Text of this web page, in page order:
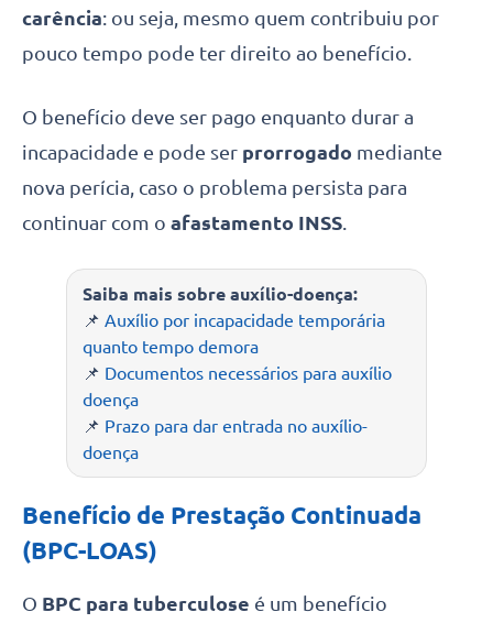
carência: ou seja, mesmo quem contribuiu por
pouco tempo pode ter direito ao benefício.
O benefício deve ser pago enquanto durar a
incapacidade e pode ser prorrogado mediante
nova perícia, caso o problema persista para
continuar com o afastamento INSS.
Saiba mais sobre auxílio-doença:
📌 Auxílio por incapacidade temporária
quanto tempo demora
📌 Documentos necessários para auxílio
doença
📌 Prazo para dar entrada no auxílio-
doença
Benefício de Prestação Continuada
(BPC-LOAS)
O BPC para tuberculose é um benefício